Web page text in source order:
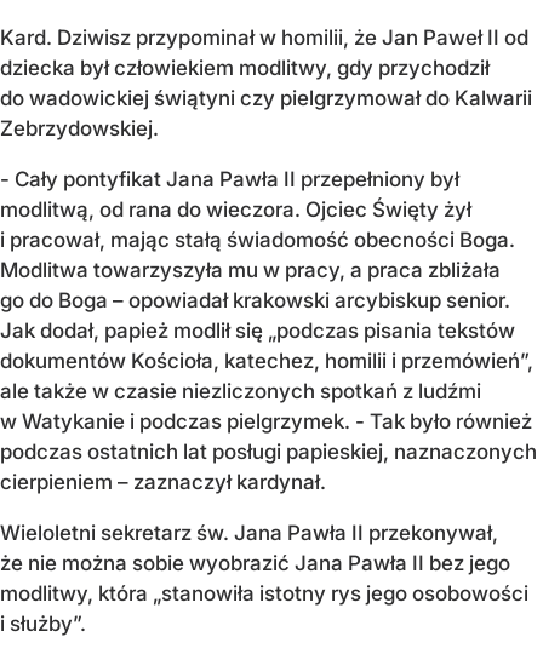
Kard. Dziwisz przypominał w homilii, że Jan Paweł II od
dziecka był człowiekiem modlitwy, gdy przychodził
do wadowickiej świątyni czy pielgrzymował do Kalwarii
Zebrzydowskiej.
- Cały pontyfikat Jana Pawła II przepełniony był
modlitwą, od rana do wieczora. Ojciec Święty żył
i pracował, mając stałą świadomość obecności Boga.
Modlitwa towarzyszyła mu w pracy, a praca zbliżała
go do Boga – opowiadał krakowski arcybiskup senior.
Jak dodał, papież modlił się „podczas pisania tekstów
dokumentów Kościoła, katechez, homilii i przemówień”,
ale także w czasie niezliczonych spotkań z ludźmi
w Watykanie i podczas pielgrzymek. - Tak było również
podczas ostatnich lat posługi papieskiej, naznaczonych
cierpieniem – zaznaczył kardynał.
Wieloletni sekretarz św. Jana Pawła II przekonywał,
że nie można sobie wyobrazić Jana Pawła II bez jego
modlitwy, która „stanowiła istotny rys jego osobowości
i służby”.